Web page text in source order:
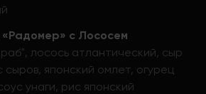
с Лососем
лосось атлантический, сыр
сыров, японский омлет, огурец
унаги, рис японский